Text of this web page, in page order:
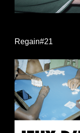
Regain#21